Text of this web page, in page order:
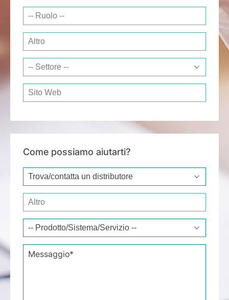
Job responsibility
Other
Sector
Website
Come possiamo aiutarti?
Type of request*
Other
Message*